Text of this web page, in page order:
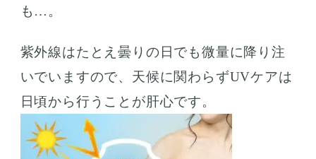
も…。
紫外線はたとえ曇りの日でも微量に降り注
いでいますので、天候に関わらずUVケアは
日頃から行うことが肝心です。